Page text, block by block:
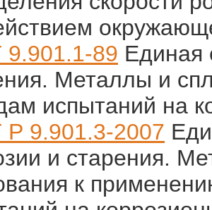
89 Единая
Металлы и
испытаний на
9.901.3-2007
и старения.
к